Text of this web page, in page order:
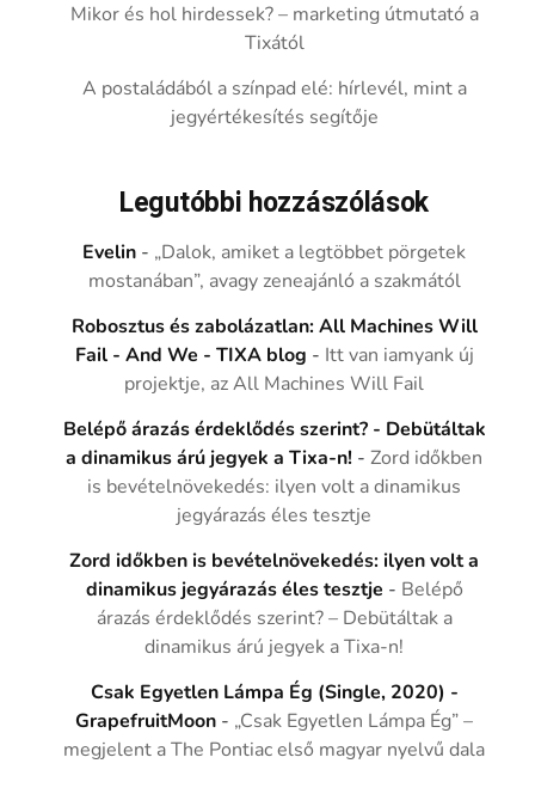
Mikor és hol hirdessek? – marketing útmutató a
Tixától
A postaládából a színpad elé: hírlevél, mint a
jegyértékesítés segítője
Legutóbbi hozzászólások
Evelin - „Dalok, amiket a legtöbbet pörgetek
mostanában”, avagy zeneajánló a szakmától
Robosztus és zabolázatlan: All Machines Will
Fail - And We - TIXA blog - Itt van iamyank új
projektje, az All Machines Will Fail
Belépő árazás érdeklődés szerint? - Debütáltak
a dinamikus árú jegyek a Tixa-n! -Zord időkben
is bevételnövekedés: ilyen volt a dinamikus
jegyárazás éles tesztje
Zord időkben is bevételnövekedés: ilyen volt a
dinamikus jegyárazás éles tesztje - Belépő
árazás érdeklődés szerint? – Debütáltak a
dinamikus árú jegyek a Tixa-n!
Csak Egyetlen Lámpa Ég (Single, 2020) -
GrapefruitMoon - „Csak Egyetlen Lámpa Ég” –
megjelent a The Pontiac első magyar nyelvű dala